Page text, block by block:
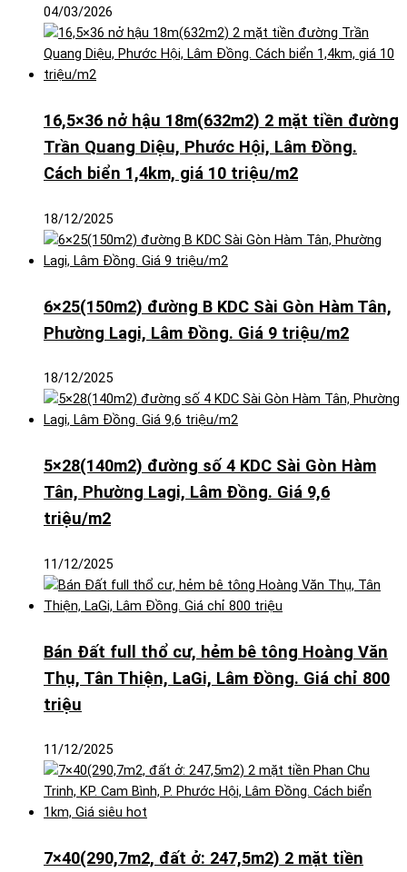
04/03/2026
16,5×36 nở hậu 18m(632m2) 2 mặt tiền đường
Trần Quang Diệu, Phước Hội, Lâm Đồng.
Cách biển 1,4km, giá 10 triệu/m2
18/12/2025
6×25(150m2) đường B KDC Sài Gòn Hàm Tân,
Phường Lagi, Lâm Đồng. Giá 9 triệu/m2
18/12/2025
5×28(140m2) đường số 4 KDC Sài Gòn Hàm
Tân, Phường Lagi, Lâm Đồng. Giá 9,6
triệu/m2
11/12/2025
Bán Đất full thổ cư, hẻm bê tông Hoàng Văn
Thụ, Tân Thiện, LaGi, Lâm Đồng. Giá chỉ 800
triệu
11/12/2025
7×40(290,7m2, đất ở: 247,5m2) 2 mặt tiền